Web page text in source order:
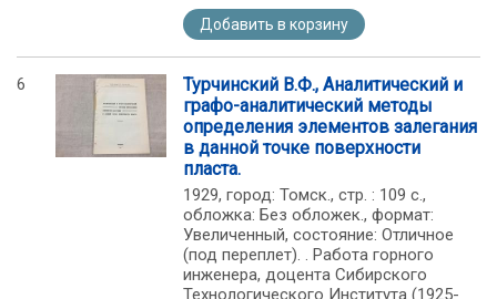
Добавить в корзину
6
Турчинский В.Ф., Аналитический и
графо-аналитический методы
определения элементов залегания
в данной точке поверхности
пласта.
1929, город: Томск., стр. : 109 с.,
обложка: Без обложек., формат:
Увеличенный, состояние: Отличное
(под переплет). . Работа горного
инженера, доцента Сибирского
Технологического Института (1925-